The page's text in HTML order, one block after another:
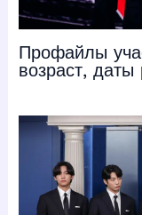
Профайлы
возраст,